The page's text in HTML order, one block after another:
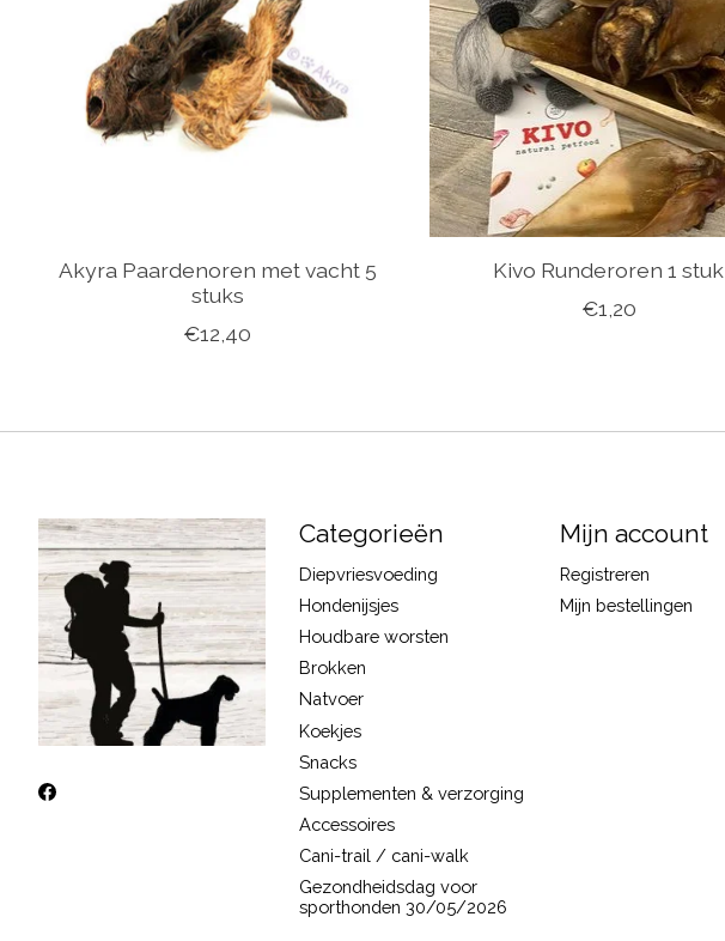
Akyra Paardenoren met vacht 5
stuks
€12,40
Kivo Runderoren 1 stuk
€1,20
Categorieën
Diepvriesvoeding
Hondenijsjes
Houdbare worsten
Brokken
Natvoer
Koekjes
Snacks
Supplementen & verzorging
Accessoires
Cani-trail / cani-walk
Gezondheidsdag voor
sporthonden 30/05/2026
Mijn account
Registreren
Mijn bestellingen